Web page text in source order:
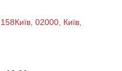
02000, Київ,